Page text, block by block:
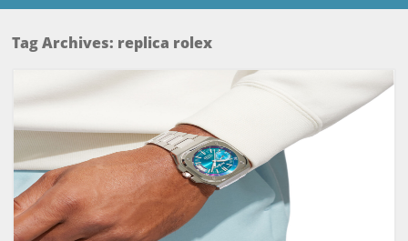
Tag Archives: replica rolex